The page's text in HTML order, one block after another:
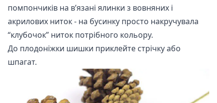
помпончиків на в’язані ялинки з вовняних і
акрилових ниток - на бусинку просто накручувала
“клубочок” ниток потрібного кольору.
До плодоніжки шишки приклейте стрічку або
шпагат.